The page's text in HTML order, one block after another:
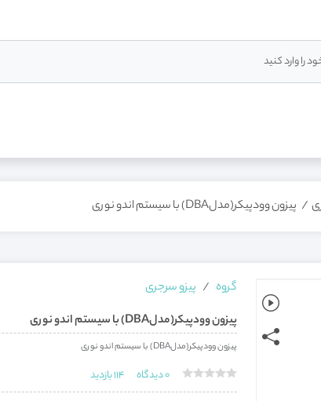
/ پیزون وودپیکر(مدلDBA) با سیستم اندو نوری
گروه
پیزو سرجری
پیزون وودپیکر(مدلDBA) با سیستم اندو نوری
پیزون وودپیکر(مدلDBA) با سیستم اندو نوری
0دیدگاه 114بازدید